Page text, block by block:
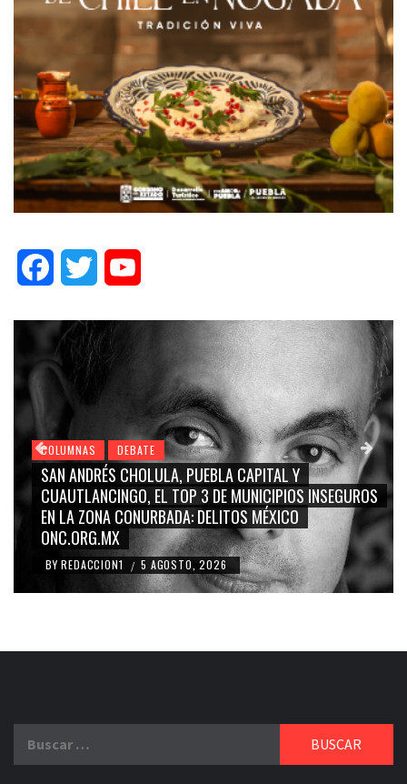
FacebookTwitter
COLUMNAS DEBATE
GRACE PALOMARES, NAY SALVATORI, SERGIO MAYER,
CARMEN SALINAS “LA CORCHOLATA”, CUAUHTÉMOC
BLANCO, SILVIA PINAL: LA TRIVIALIZACIÓN Y
RIDICULIZACIÓN DE LA REPRESENTACIÓN CIUDADANA
BY REDACCION1 / 4 AGOSTO, 2026